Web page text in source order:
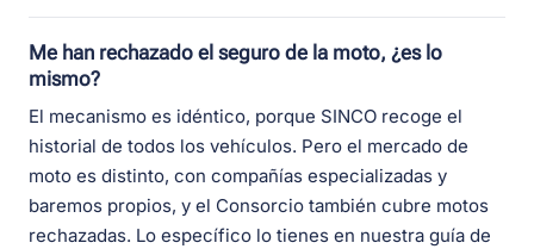
Me han rechazado el seguro de la moto, ¿es lo
mismo?
El mecanismo es idéntico, porque SINCO recoge el
historial de todos los vehículos. Pero el mercado de
moto es distinto, con compañías especializadas y
baremos propios, y el Consorcio también cubre motos
rechazadas. Lo específico lo tienes en nuestra guía de